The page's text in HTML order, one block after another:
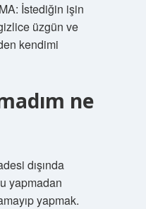
İstediğin işin
üzgün ve
kendimi
ne
dışında
yapmadan
yapmak.